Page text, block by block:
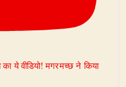
का ये वीडियो! मगरमच्छ ने किया